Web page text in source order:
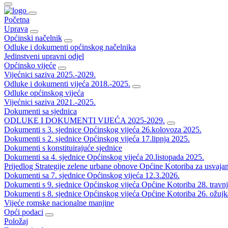
Početna
Uprava
Općinski načelnik
Odluke i dokumenti općinskog načelnika
Jedinstveni upravni odjel
Općinsko vijeće
Vijećnici saziva 2025.-2029.
Odluke i dokumenti vijeća 2018.-2025.
Odluke općinskog vijeća
Vijećnici saziva 2021.-2025.
Dokumenti sa sjednica
ODLUKE I DOKUMENTI VIJEĆA 2025-2029.
Dokumenti s 3. sjednice Općinskog vijeća 26.kolovoza 2025.
Dokumenti s 2. sjednice Općinskog vijeća 17.lipnja 2025.
Dokumenti s konstituirajuće sjednice
Dokumenti sa 4. sjednice Općinskog vijeća 20.listopada 2025.
Prijedlog Strategije zelene urbane obnove Općine Kotoriba za
Dokumenti sa 7. sjednice Općinskog vijeća 12.3.2026.
Dokumenti s 9. sjednice Općinskog vijeća Općine Kotoriba 28.
Dokumenti s 8. sjednice Općinskog vijeća Općine Kotoriba 26.
Vijeće romske nacionalne manjine
Opći podaci
Položaj